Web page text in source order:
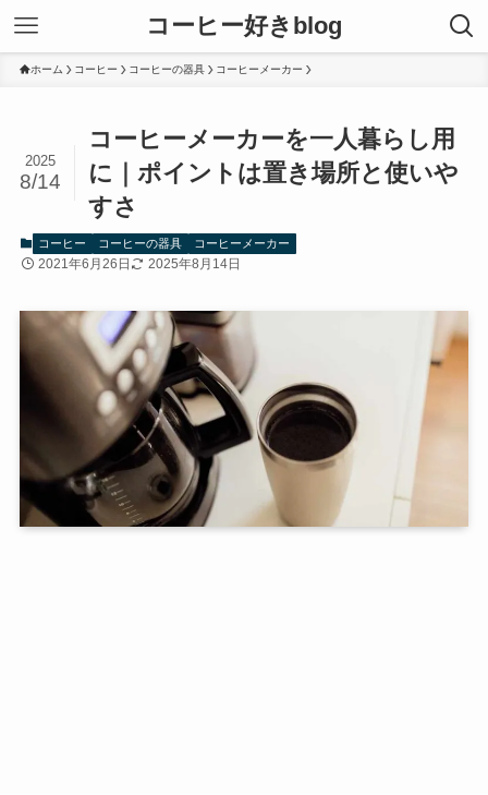
コーヒー好きblog
ホーム コーヒー コーヒーの器具 コーヒーメーカー
コーヒーメーカーを一人暮らし用
に｜ポイントは置き場所と使いや
すさ
2025
8/14
コーヒー コーヒーの器具 コーヒーメーカー
2021年6月26日 2025年8月14日